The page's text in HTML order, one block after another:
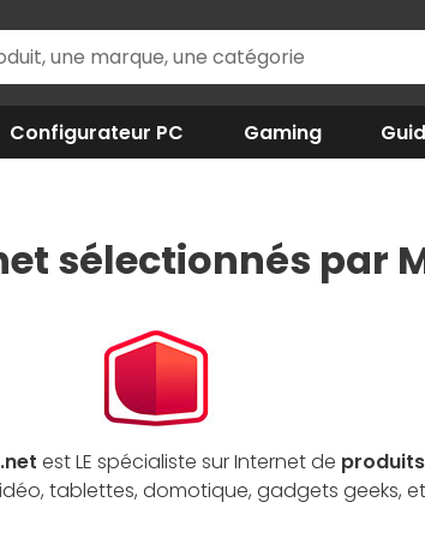
Configurateur PC Gaming
sélectionnés par
est LE spécialiste sur Internet de
tablettes, domotique, gadgets geeks,